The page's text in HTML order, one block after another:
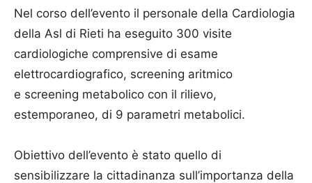
Nel corso dell’evento il personale della Cardiologia
della Asl di Rieti ha eseguito 300 visite
cardiologiche comprensive di esame
elettrocardiografico, screening aritmico
e screening metabolico con il rilievo,
estemporaneo, di 9 parametri metabolici.
Obiettivo dell’evento è stato quello di
sensibilizzare la cittadinanza sull’importanza della